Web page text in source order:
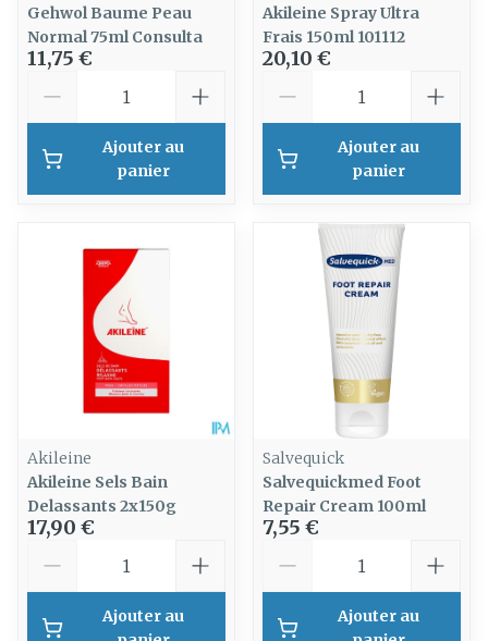
Gehwol Baume Peau
Normal 75ml Consulta
11,75 €
Ajouter au
panier
Akileine Spray Ultra
Frais 150ml 101112
20,10 €
Ajouter au
panier
Akileine
Akileine Sels Bain
Delassants 2x150g
17,90 €
Ajouter au
Salvequick
Salvequickmed Foot
Repair Cream 100ml
7,55 €
Ajouter au